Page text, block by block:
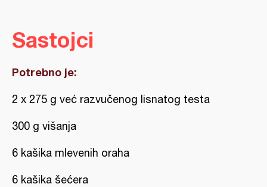
Sastojci
Potrebno je:
2 x 275 g već razvučenog lisnatog testa
300 g višanja
6 kašika mlevenih oraha
6 kašika šećera